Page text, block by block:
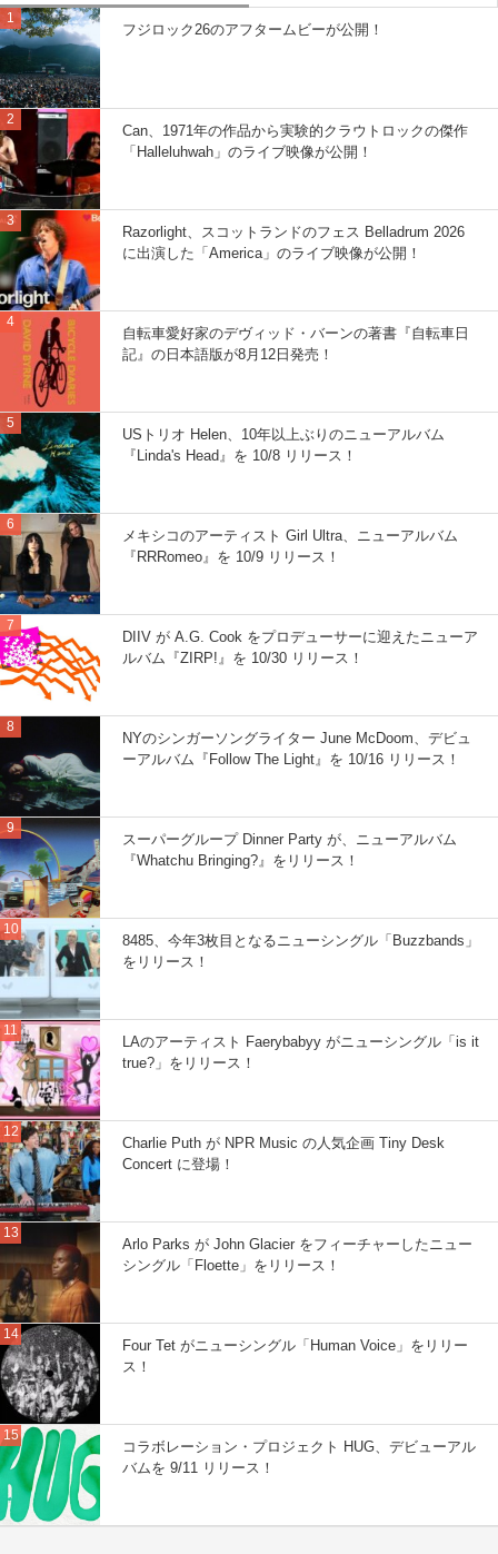
フジロック26のアフタームビーが公開！
Can、1971年の作品から実験的クラウトロックの傑作
「Halleluhwah」のライブ映像が公開！
Razorlight、スコットランドのフェス Belladrum 2026
に出演した「America」のライブ映像が公開！
自転車愛好家のデヴィッド・バーンの著書『自転車日
記』の日本語版が8月12日発売！
USトリオ Helen、10年以上ぶりのニューアルバム
『Linda's Head』を 10/8 リリース！
メキシコのアーティスト Girl Ultra、ニューアルバム
『RRRomeo』を 10/9 リリース！
DIIV が A.G. Cook をプロデューサーに迎えたニューア
ルバム『ZIRP!』を 10/30 リリース！
NYのシンガーソングライター June McDoom、デビュ
ーアルバム『Follow The Light』を 10/16 リリース！
スーパーグループ Dinner Party が、ニューアルバム
『Whatchu Bringing?』をリリース！
8485、今年3枚目となるニューシングル「Buzzbands」
をリリース！
LAのアーティスト Faerybabyy がニューシングル「is it
true?」をリリース！
Charlie Puth が NPR Music の人気企画 Tiny Desk
Concert に登場！
Arlo Parks が John Glacier をフィーチャーしたニュー
シングル「Floette」をリリース！
Four Tet がニューシングル「Human Voice」をリリー
ス！
コラボレーション・プロジェクト HUG、デビューアル
バムを 9/11 リリース！